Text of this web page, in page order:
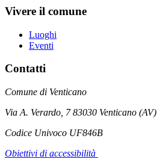
Vivere il comune
Luoghi
Eventi
Contatti
Comune di Venticano
Via A. Verardo, 7 83030 Venticano (AV)
Codice Univoco UF846B
Obiettivi di accessibilità